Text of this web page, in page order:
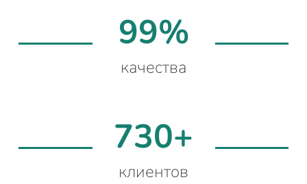
99%
качества
730+
клиентов